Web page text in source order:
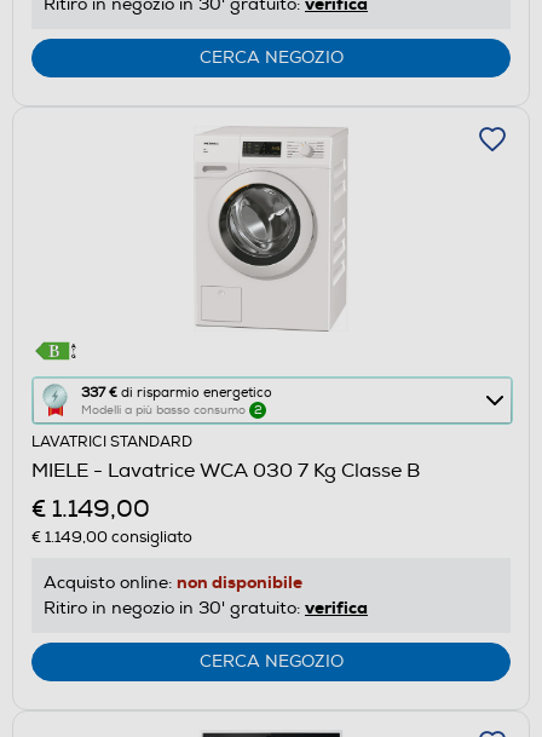
Youreko.
Ritiro in negozio in 30' gratuito:
CERCA NEGOZIO
337 € di risparmio energetico
Modelli a più basso consumo 2
Questa
azione
aprirà
il
Calcolatore
di
energetico
Youreko.
LAVATRICI STANDARD
MIELE - Lavatrice WCA 030 7 Kg Classe B
€ 1.149,00
€ 1.149,00consigliato
Acquisto online: non disponibile
Ritiro in negozio in 30' gratuito: verifica
CERCA NEGOZIO